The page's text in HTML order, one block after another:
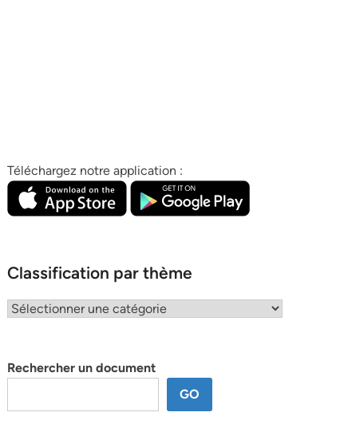
Téléchargez notre application :
Classification par thème
Classification
Rechercher un document
GO